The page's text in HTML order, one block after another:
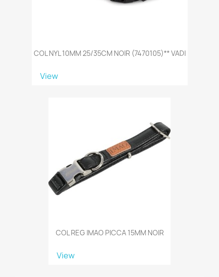
COL NYL 10MM 25/35CM NOIR (7470105)** VADI
View
COL REG IMAO PICCA 15MM NOIR
View